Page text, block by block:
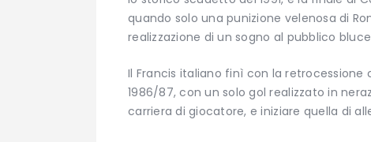
quando solo una punizione velenosa di
realizzazione di un sogno al pubblico
Il Francis italiano finì con la
1986/87, con un solo gol realizzato in
carriera di giocatore, e iniziare quella di